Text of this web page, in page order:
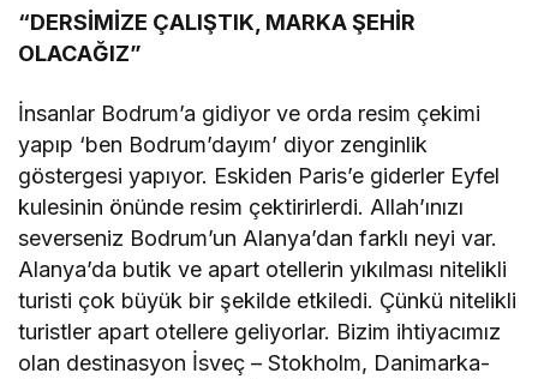
“DERSİMİZE ÇALIŞTIK, MARKA ŞEHİR
OLACAĞIZ”
İnsanlar Bodrum’a gidiyor ve orda resim çekimi
yapıp ‘ben Bodrum’dayım’ diyor zenginlik
göstergesi yapıyor. Eskiden Paris’e giderler Eyfel
kulesinin önünde resim çektirirlerdi. Allah’ınızı
severseniz Bodrum’un Alanya’dan farklı neyi var.
Alanya’da butik ve apart otellerin yıkılması nitelikli
turisti çok büyük bir şekilde etkiledi. Çünkü nitelikli
turistler apart otellere geliyorlar. Bizim ihtiyacımız
olan destinasyon İsveç – Stokholm, Danimarka-